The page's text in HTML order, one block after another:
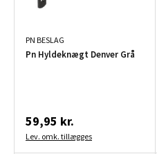
PN BESLAG
Pn Hyldeknægt Denver Grå
59,95 kr.
Lev. omk. tillægges